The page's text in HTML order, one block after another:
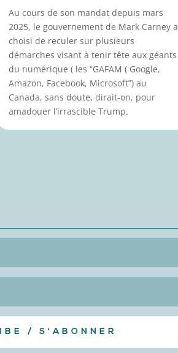
Au cours de son mandat depuis mars
2025, le gouvernement de Mark Carney a
choisi de reculer sur plusieurs
démarches visant à tenir tête aux géants
du numérique ( les “GAFAM ( Google,
Amazon, Facebook, Microsoft”) au
Canada, sans doute, dirait-on, pour
amadouer l’irrascible Trump.
/ S'ABONNER